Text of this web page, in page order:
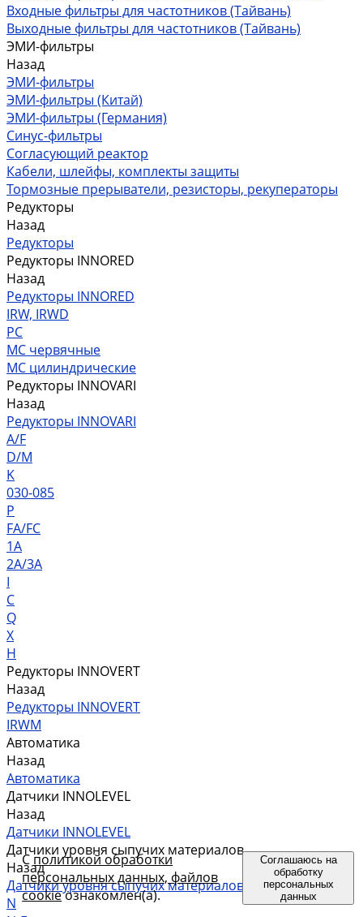
Входные фильтры для частотников (Тайвань)
Выходные фильтры для частотников (Тайвань)
ЭМИ-фильтры
Назад
ЭМИ-фильтры
ЭМИ-фильтры (Китай)
ЭМИ-фильтры (Германия)
Cинус-фильтры
Согласующий реактор
Кабели, шлейфы, комплекты защиты
Тормозные прерыватели, резисторы, рекуператоры
Редукторы
Назад
Редукторы
Редукторы INNORED
Назад
Редукторы INNORED
IRW, IRWD
PC
MC червячные
MC цилиндрические
Редукторы INNOVARI
Назад
Редукторы INNOVARI
A/F
D/M
K
030-085
P
FA/FC
1A
2A/3A
I
C
Q
X
H
Редукторы INNOVERT
Назад
Редукторы INNOVERT
IRWM
Автоматика
Назад
Автоматика
Датчики INNOLEVEL
Назад
Датчики INNOLEVEL
Датчики уровня сыпучих материалов
Назад
Датчики уровня сыпучих материалов
N
С политикой обработки
персональных данных, файлов
cookieознакомлен(а).
Соглашаюсь на
обработку
персональных
данных